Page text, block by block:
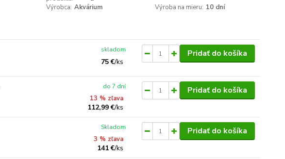
Výrobca: Akvárium Výroba na mieru: 10 dní
75 €/ks
skladom Pridať do košíka
13 % zľava
112,99 €/ks
do 7 dní Pridať do košíka
3 % zľava
141 €/ks
Skladom Pridať do košíka